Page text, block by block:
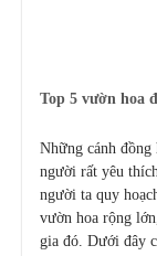
Top 5 vườn hoa
Những cánh đồng
người rất yêu
người ta quy
vườn hoa rộng
gia đó. Dưới